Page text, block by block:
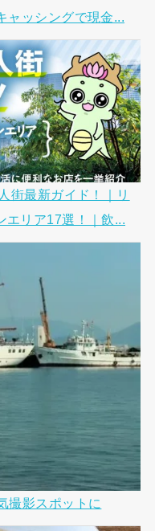
ッシングで現金...
街最新ガイド！｜リ
リア17選！｜飲...
撮影スポットに